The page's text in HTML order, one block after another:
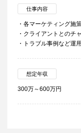
仕事内容
・各マーケティング施
・クライアントとのチ
・トラブル事例など運
想定年収
300万～600万円